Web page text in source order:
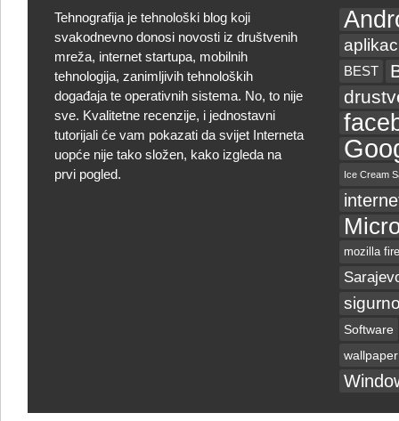
Tehnografija je tehnološki blog koji
svakodnevno donosi novosti iz društvenih
mreža, internet startupa, mobilnih
tehnologija, zanimljivih tehnoloških
događaja te operativnih sistema. No, to nije
sve. Kvalitetne recenzije, i jednostavni
tutorijali će vam pokazati da svijet Interneta
uopće nije tako složen, kako izgleda na
prvi pogled.
BEST
Ice Cream
mozilla
Software
wallpaper